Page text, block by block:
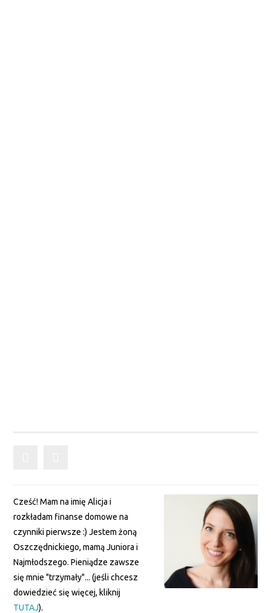
Cześć! Mam na imię Alicja i
rozkładam finanse domowe na
czynniki pierwsze :) Jestem żoną
Oszczędnickiego, mamą Juniora i
Najmłodszego. Pieniądze zawsze
się mnie "trzymały"... (jeśli chcesz
dowiedzieć się więcej, kliknij
TUTAJ).